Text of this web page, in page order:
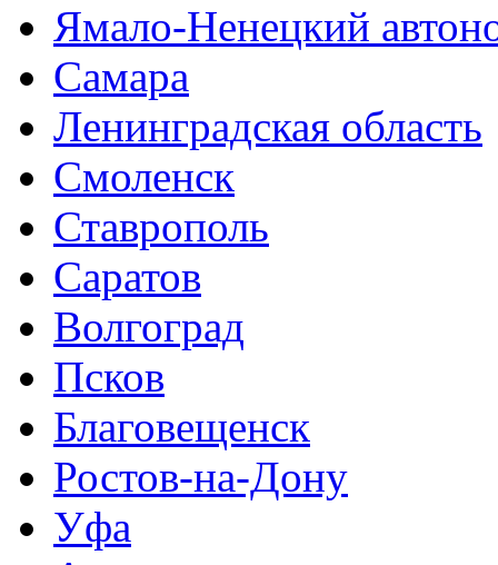
Ямало-Ненецкий
Самара
Ленинградская область
Смоленск
Ставрополь
Саратов
Волгоград
Псков
Благовещенск
Ростов-на-Дону
Уфа